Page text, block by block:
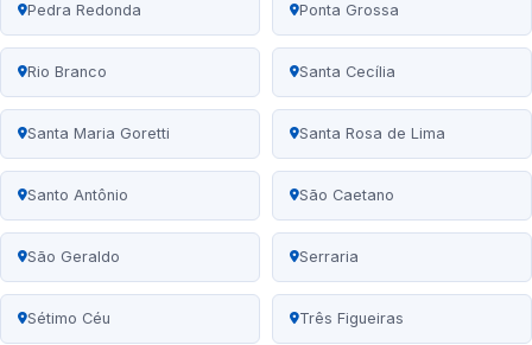
Pedra Redonda Ponta Grossa
Rio Branco Santa Cecília
Santa Maria Goretti Santa Rosa de Lima
Santo Antônio São Caetano
São Geraldo Serraria
Sétimo Céu Três Figueiras